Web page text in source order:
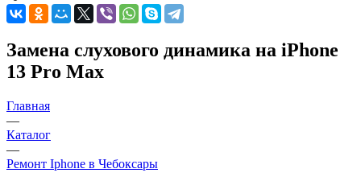
Замена слухового динамика на iPhone
13 Pro Max
Главная
—
Каталог
—
Ремонт Iphone в Чебоксары